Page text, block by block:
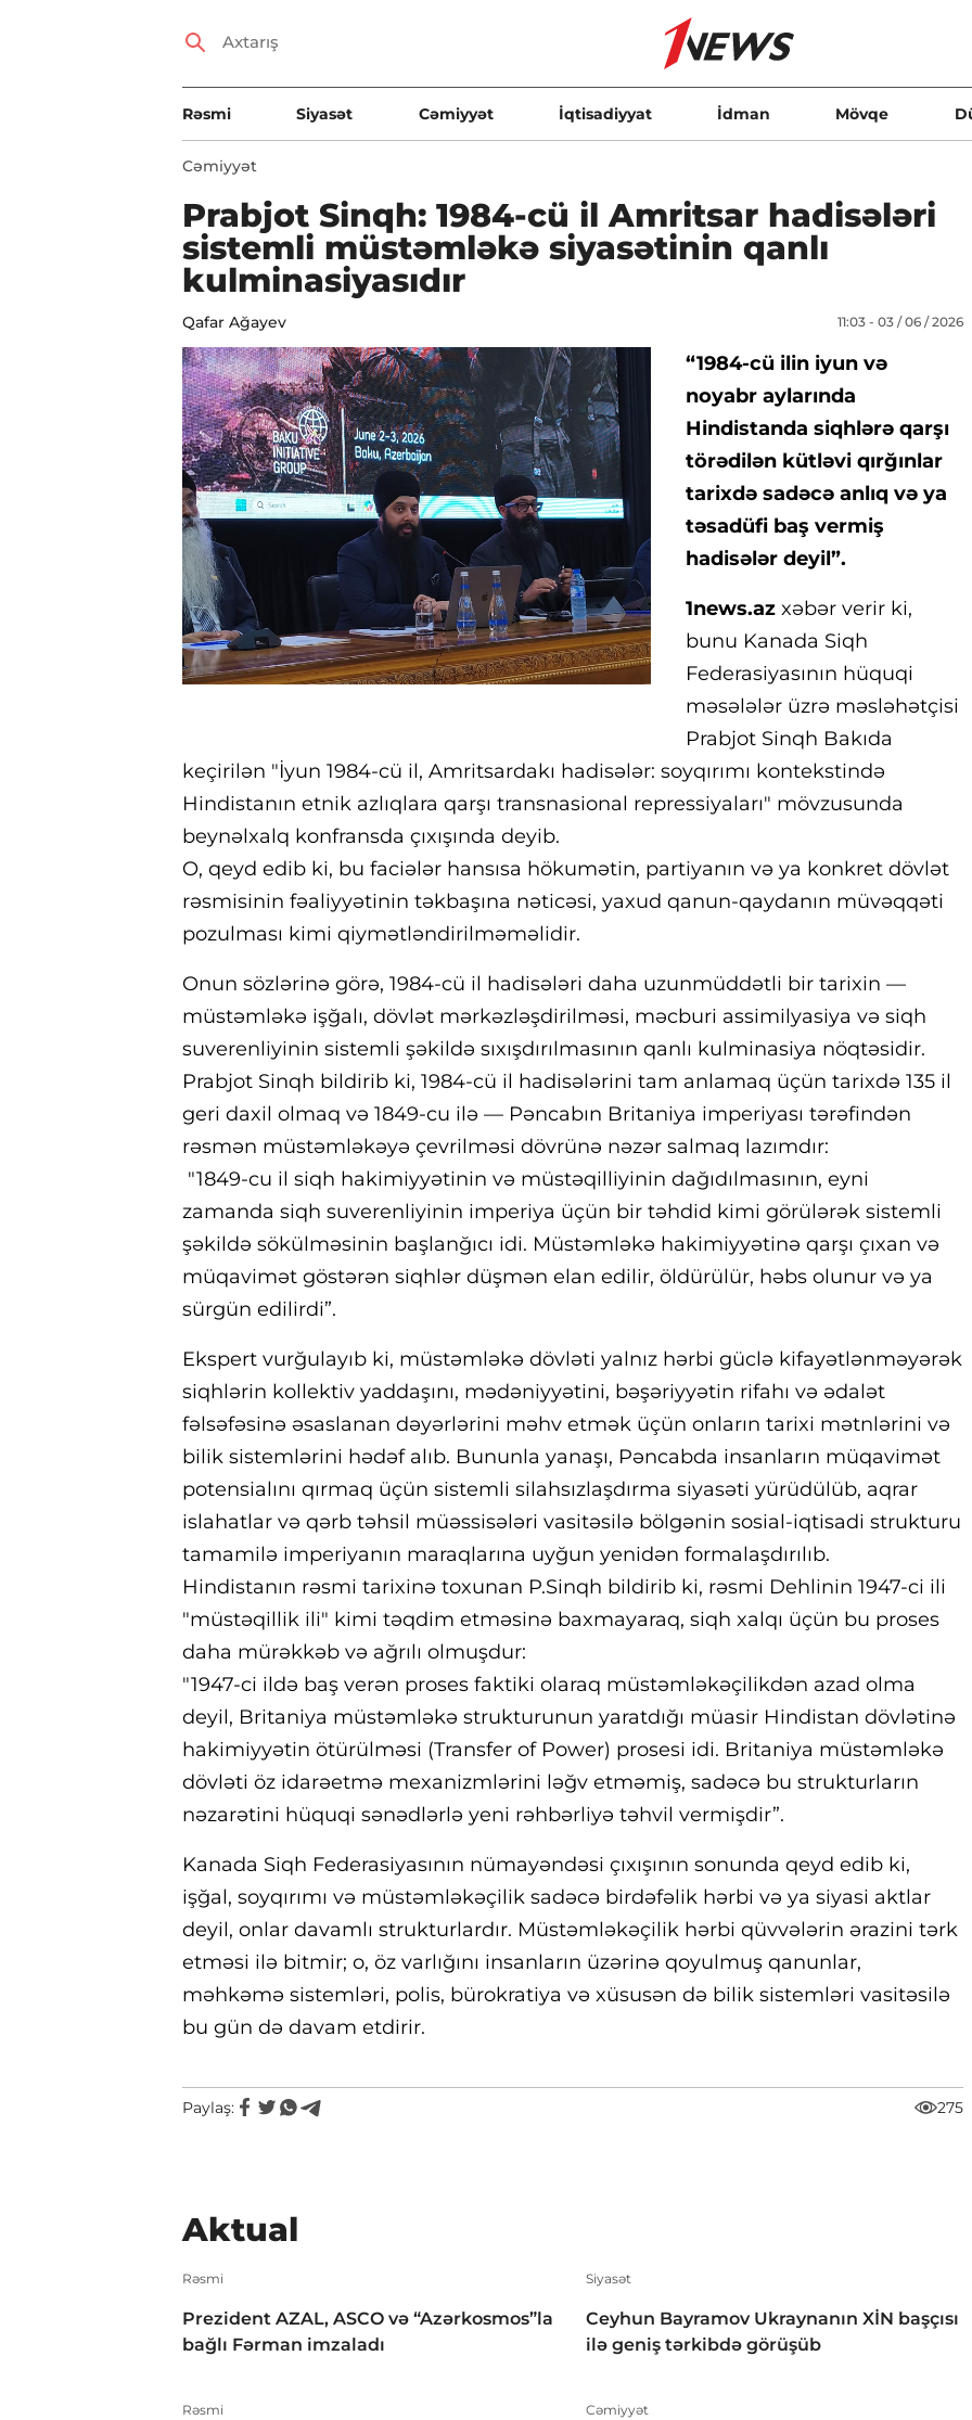
Rəsmi Siyasət Cəmiyyət İqtisadiyyat İdman Mövqe
Cəmiyyət
Prabjot Sinqh: 1984-cü il Amritsar hadisələri
sistemli müstəmləkə siyasətinin qanlı
kulminasiyasıdır
Qafar Ağayev 11:03 - 03 / 06 / 2026
“1984-cü ilin iyun və
noyabr aylarında
Hindistanda siqhlərə qarşı
törədilən kütləvi qırğınlar
tarixdə sadəcə anlıq və ya
təsadüfi baş vermiş
hadisələr deyil”.
1news.az xəbər verir ki,
bunu Kanada Siqh
Federasiyasının hüquqi
məsələlər üzrə məsləhətçisi
Prabjot Sinqh Bakıda
keçirilən "İyun 1984-cü il, Amritsardakı hadisələr: soyqırımı kontekstində
Hindistanın etnik azlıqlara qarşı transnasional repressiyaları" mövzusunda
beynəlxalq konfransda çıxışında deyib.
O, qeyd edib ki, bu faciələr hansısa hökumətin, partiyanın və ya konkret dövlət
rəsmisinin fəaliyyətinin təkbaşına nəticəsi, yaxud qanun-qaydanın müvəqqəti
pozulması kimi qiymətləndirilməməlidir.
Onun sözlərinə görə, 1984-cü il hadisələri daha uzunmüddətli bir tarixin —
müstəmləkə işğalı, dövlət mərkəzləşdirilməsi, məcburi assimilyasiya və siqh
suverenliyinin sistemli şəkildə sıxışdırılmasının qanlı kulminasiya nöqtəsidir.
Prabjot Sinqh bildirib ki, 1984-cü il hadisələrini tam anlamaq üçün tarixdə 135 il
geri daxil olmaq və 1849-cu ilə — Pəncabın Britaniya imperiyası tərəfindən
rəsmən müstəmləkəyə çevrilməsi dövrünə nəzər salmaq lazımdır:
"1849-cu il siqh hakimiyyətinin və müstəqilliyinin dağıdılmasının, eyni
zamanda siqh suverenliyinin imperiya üçün bir təhdid kimi görülərək sistemli
şəkildə sökülməsinin başlanğıcı idi. Müstəmləkə hakimiyyətinə qarşı çıxan və
müqavimət göstərən siqhlər düşmən elan edilir, öldürülür, həbs olunur və ya
sürgün edilirdi”.
Ekspert vurğulayıb ki, müstəmləkə dövləti yalnız hərbi güclə kifayətlənməyərək
siqhlərin kollektiv yaddaşını, mədəniyyətini, bəşəriyyətin rifahı və ədalət
fəlsəfəsinə əsaslanan dəyərlərini məhv etmək üçün onların tarixi mətnlərini və
bilik sistemlərini hədəf alıb. Bununla yanaşı, Pəncabda insanların müqavimət
potensialını qırmaq üçün sistemli silahsızlaşdırma siyasəti yürüdülüb, aqrar
islahatlar və qərb təhsil müəssisələri vasitəsilə bölgənin sosial-iqtisadi strukturu
tamamilə imperiyanın maraqlarına uyğun yenidən formalaşdırılıb.
Hindistanın rəsmi tarixinə toxunan P.Sinqh bildirib ki, rəsmi Dehlinin 1947-ci ili
"müstəqillik ili" kimi təqdim etməsinə baxmayaraq, siqh xalqı üçün bu proses
daha mürəkkəb və ağrılı olmuşdur:
"1947-ci ildə baş verən proses faktiki olaraq müstəmləkəçilikdən azad olma
deyil, Britaniya müstəmləkə strukturunun yaratdığı müasir Hindistan dövlətinə
hakimiyyətin ötürülməsi (Transfer of Power) prosesi idi. Britaniya müstəmləkə
dövləti öz idarəetmə mexanizmlərini ləğv etməmiş, sadəcə bu strukturların
nəzarətini hüquqi sənədlərlə yeni rəhbərliyə təhvil vermişdir”.
Kanada Siqh Federasiyasının nümayəndəsi çıxışının sonunda qeyd edib ki,
işğal, soyqırımı və müstəmləkəçilik sadəcə birdəfəlik hərbi və ya siyasi aktlar
deyil, onlar davamlı strukturlardır. Müstəmləkəçilik hərbi qüvvələrin ərazini tərk
etməsi ilə bitmir; o, öz varlığını insanların üzərinə qoyulmuş qanunlar,
məhkəmə sistemləri, polis, bürokratiya və xüsusən də bilik sistemləri vasitəsilə
bu gün də davam etdirir.
Paylaş: 275
Aktual
Rəsmi
Prezident AZAL, ASCO və “Azərkosmos”la
bağlı Fərman imzaladı
Siyasət
Ceyhun Bayramov Ukraynanın XİN başçısı
ilə geniş tərkibdə görüşüb
Rəsmi Cəmiyyət